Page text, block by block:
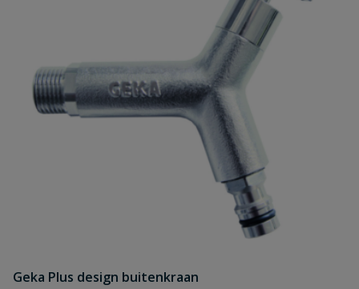
Geka Plus design buitenkraan